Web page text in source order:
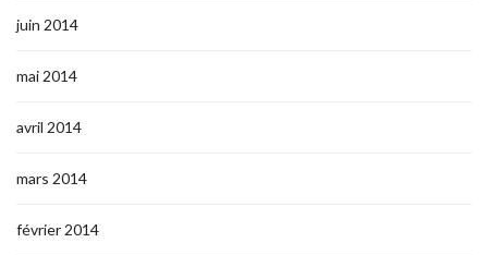
juin 2014
mai 2014
avril 2014
mars 2014
février 2014